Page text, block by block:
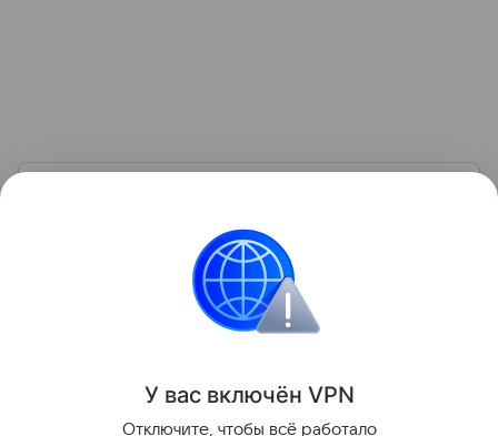
Рассказываем, что такое доход, какие бывают виды
и источники поступлений, а также какие активы
нельзя отнести к доходам.
Поделиться
У вас включён VPN
Отключите, чтобы всё работало